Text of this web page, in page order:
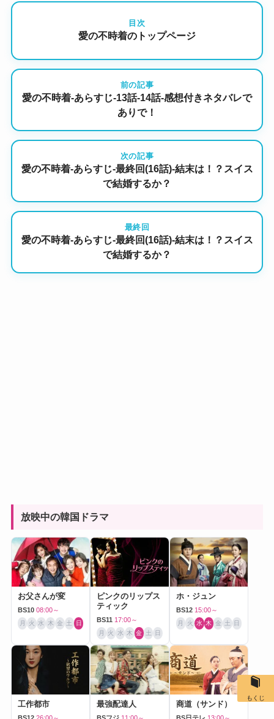
目次
愛の不時着のトップページ
前の記事
愛の不時着-あらすじ-13話-14話-感想付きネタバレで
ありで！
次の記事
愛の不時着-あらすじ-最終回(16話)-結末は！？スイス
で結婚するか？
最終回
愛の不時着-あらすじ-最終回(16話)-結末は！？スイス
で結婚するか？
放映中の韓国ドラマ
お父さんが変
BS10 08:00～
月 火 水 木 金 土 日
ピンクのリップス
ティック
BS11 17:00～
月 火 水 木 金 土 日
ホ・ジュン
BS12 15:00～
月 火 水 木 金 土 日
工作都市 最強配達人 商道（サンド）
もくじ